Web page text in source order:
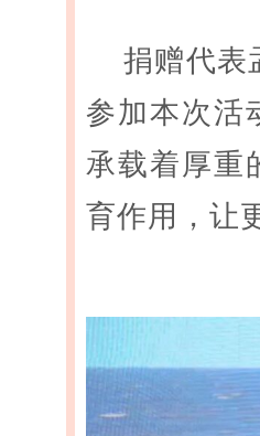
捐赠代表
参加本次活
承载着厚重
育作用，让